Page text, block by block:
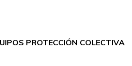
PROTECCIÓN COLECTIVA